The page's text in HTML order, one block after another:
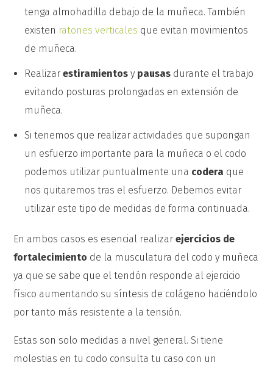
tenga almohadilla debajo de la muñeca. También
existen ratones verticales que evitan movimientos
de muñeca.
Realizar estiramientos y pausas durante el trabajo
evitando posturas prolongadas en extensión de
muñeca.
Si tenemos que realizar actividades que supongan
un esfuerzo importante para la muñeca o el codo
podemos utilizar puntualmente una codera que
nos quitaremos tras el esfuerzo. Debemos evitar
utilizar este tipo de medidas de forma continuada.
En ambos casos es esencial realizarejercicios de
fortalecimiento de la musculatura del codo y muñeca
ya que se sabe que el tendón responde al ejercicio
físico aumentando su síntesis de colágeno haciéndolo
por tanto más resistente a la tensión.
Estas son solo medidas a nivel general. Si tiene
molestias en tu codo consulta tu caso con un